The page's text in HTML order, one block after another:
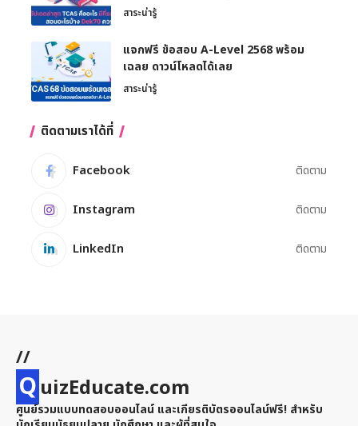
สาระน่ารู้
แจกฟรี ข้อสอบ A-Level 2568 พร้อม
เฉลย ดาวน์โหลดได้เลย
สาระน่ารู้
ติดตามเราได้ที่
Facebook ติดตาม
Instagram ติดตาม
LinkedIn ติดตาม
//
QuizEducate.com
ศูนย์รวมแบบทดสอบออนไลน์ และเกียรติบัตรออนไลน์ฟรี! สำหรับ